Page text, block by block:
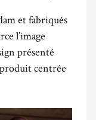
et fabriqués
l’image
présenté
centrée